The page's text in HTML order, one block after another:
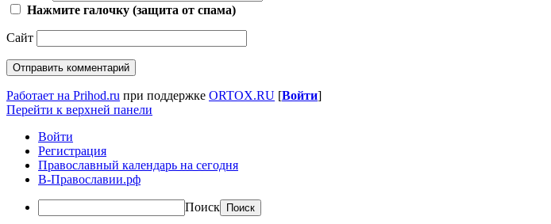
Нажмите галочку (защита от спама)
Сайт
Работает на Prihod.ru при поддержке ORTOX.RU [Войти]
Перейти к верхней панели
Войти
Регистрация
Православный календарь на сегодня
В-Православии.рф
Поиск